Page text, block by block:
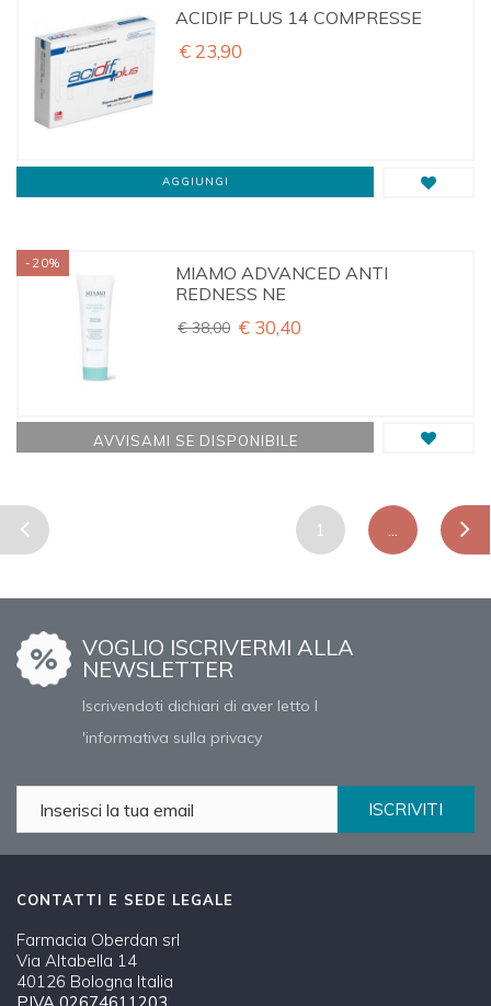
ACIDIF PLUS 14 COMPRESSE
€ 23,90
AGGIUNGI
MIAMO ADVANCED ANTI
REDNESS NE
€ 38,00 € 30,40
-20%
AVVISAMI SE DISPONIBILE
1 ...
VOGLIO ISCRIVERMI ALLA
NEWSLETTER
Iscrivendoti dichiari di aver letto l
'informativa sulla privacy
ISCRIVITI
CONTATTI E SEDE LEGALE
Farmacia Oberdan srl
Via Altabella 14
40126 Bologna Italia